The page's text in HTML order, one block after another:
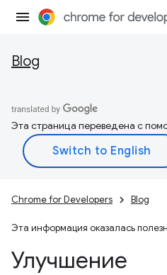
Blog
Эта страница переведена с
Chrome for Developers Blog
Эта информация оказалась
Улучшение